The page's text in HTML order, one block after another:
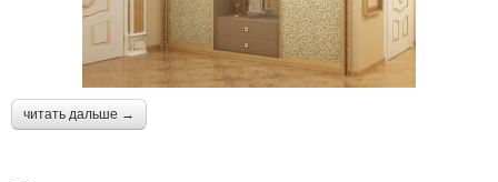
читать дальше →